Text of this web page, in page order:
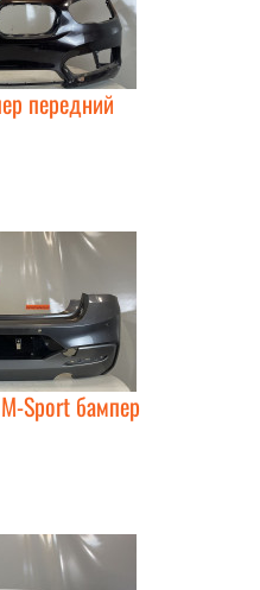
передний
Sport бампер